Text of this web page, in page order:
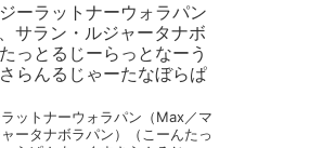
ーラットナーウォラパン
サラン・ルジャータナボ
っとるじーらっとなーう
らんるじゃーたなぼらぱ
ットナーウォラパン（Max／マ
ータナボラパン）（こーんたっ